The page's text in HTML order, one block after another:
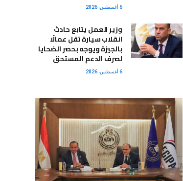
6 أغسطس، 2026
وزير العمل يتابع حادث
انقلاب سيارة تقل عمالًا
بالجيزة ويوجه بحصر الضحايا
لصرف الدعم المستحق
6 أغسطس، 2026